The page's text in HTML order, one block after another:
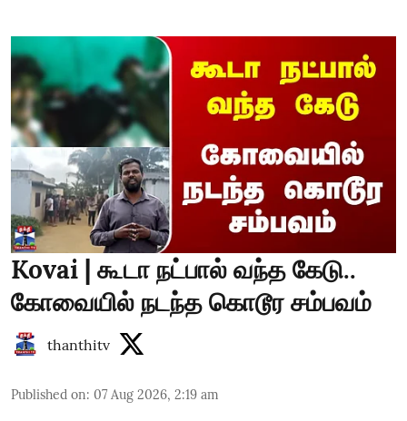
Kovai | கூடா நட்பால் வந்த கேடு..
கோவையில் நடந்த கொடூர சம்பவம்
thanthitv
Published on: 07 Aug 2026, 2:19 am